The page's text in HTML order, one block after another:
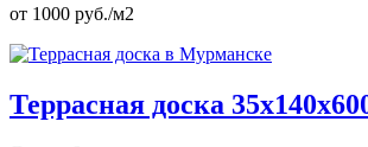
от 1000 руб./м2
Террасная доска